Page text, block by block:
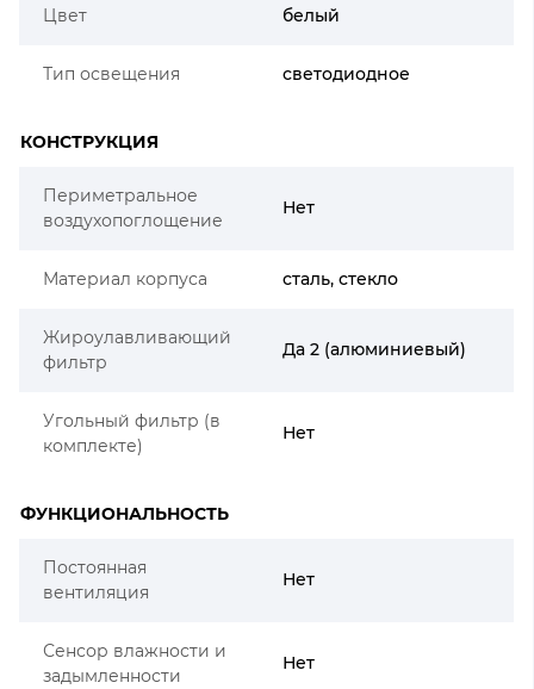
Цвет белый
Тип освещения светодиодное
КОНСТРУКЦИЯ
Периметральное
воздухопоглощение
Нет
Материал корпуса сталь, стекло
Жироулавливающий
фильтр
Да 2 (алюминиевый)
Угольный фильтр (в
комплекте)
Нет
ФУНКЦИОНАЛЬНОСТЬ
Постоянная
вентиляция
Нет
Сенсор влажности и
задымленности
Нет